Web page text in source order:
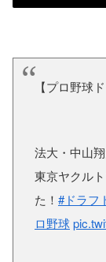
【プロ野球
法大・中山
東京ヤクル
た！ #ドラフ
ロ野球